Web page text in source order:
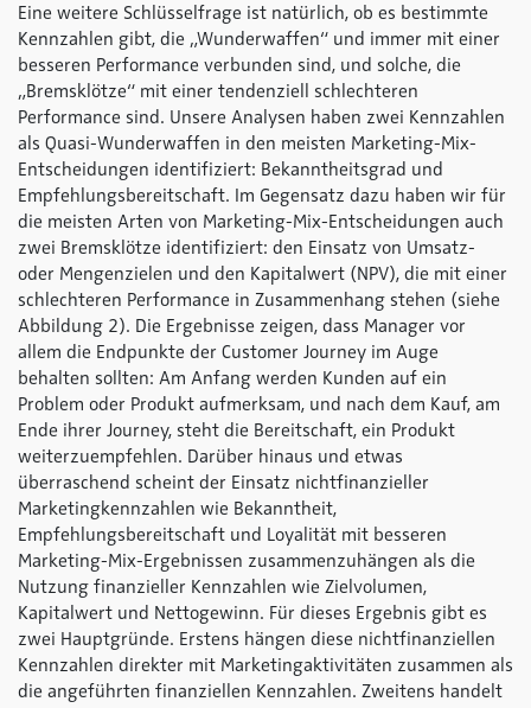
Eine weitere Schlüsselfrage ist natürlich, ob es bestimmte
Kennzahlen gibt, die „Wunderwaffen“ und immer mit einer
besseren Performance verbunden sind, und solche, die
„Bremsklötze“ mit einer tendenziell schlechteren
Performance sind. Unsere Analysen haben zwei Kennzahlen
als Quasi-Wunderwaffen in den meisten Marketing-Mix-
Entscheidungen identifiziert: Bekanntheitsgrad und
Empfehlungsbereitschaft. Im Gegensatz dazu haben wir für
die meisten Arten von Marketing-Mix-Entscheidungen auch
zwei Bremsklötze identifiziert: den Einsatz von Umsatz-
oder Mengenzielen und den Kapitalwert (NPV), die mit einer
schlechteren Performance in Zusammenhang stehen (siehe
Abbildung 2). Die Ergebnisse zeigen, dass Manager vor
allem die Endpunkte der Customer Journey im Auge
behalten sollten: Am Anfang werden Kunden auf ein
Problem oder Produkt aufmerksam, und nach dem Kauf, am
Ende ihrer Journey, steht die Bereitschaft, ein Produkt
weiterzuempfehlen. Darüber hinaus und etwas
überraschend scheint der Einsatz nichtfinanzieller
Marketingkennzahlen wie Bekanntheit,
Empfehlungsbereitschaft und Loyalität mit besseren
Marketing-Mix-Ergebnissen zusammenzuhängen als die
Nutzung finanzieller Kennzahlen wie Zielvolumen,
Kapitalwert und Nettogewinn. Für dieses Ergebnis gibt es
zwei Hauptgründe. Erstens hängen diese nichtfinanziellen
Kennzahlen direkter mit Marketingaktivitäten zusammen als
die angeführten finanziellen Kennzahlen. Zweitens handelt